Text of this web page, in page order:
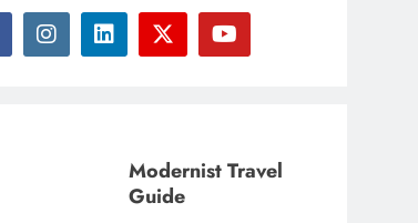
Modernist Travel
Guide